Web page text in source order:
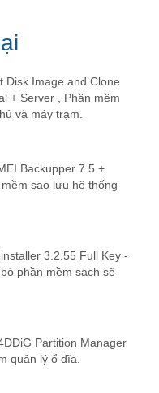
Disk Image and Clone
+ Server , Phần mềm
và máy trạm.
Backupper 7.5 +
sao lưu hệ thống
3.2.55 Full Key -
phần mềm sạch sẽ
Partition Manager
quản lý ổ đĩa.